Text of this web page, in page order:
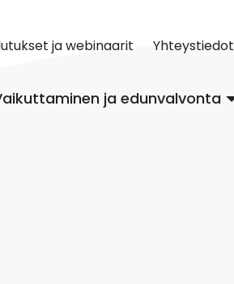
ja edunvalvonta
ja webinaarit Yhteystiedot